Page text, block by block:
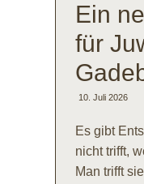
Ein
für
10. Juli 2026
Es gibt
nicht trifft,
Man trifft